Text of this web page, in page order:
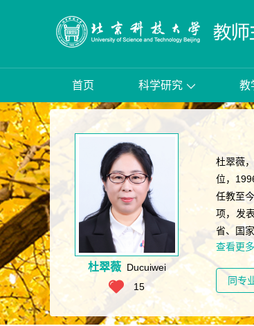
首页 科学研究 教
杜翠薇 Ducuiwei
15
杜翠薇
位，
任教至
项，发
省、国
查看更
同专